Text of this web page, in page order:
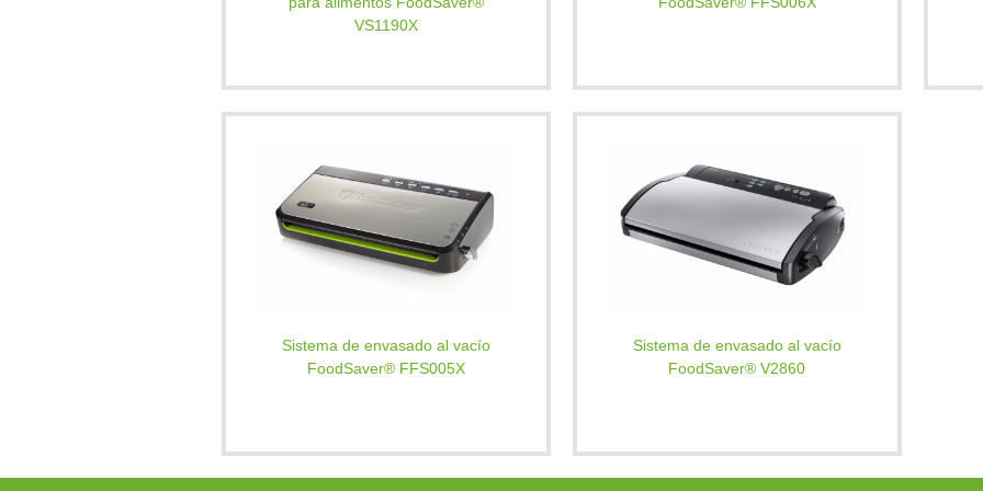
VS1190X
Sistema de envasado al vacío
FoodSaver® FFS005X
Sistema de envasado al vacío
FoodSaver® V2860